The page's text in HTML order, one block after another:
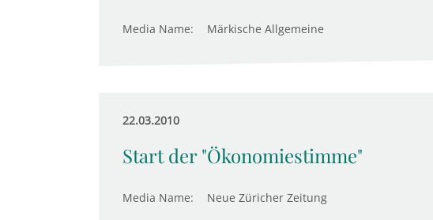
Media Name: Märkische Allgemeine
22.03.2010
Start der "Ökonomiestimme"
Media Name: Neue Züricher Zeitung